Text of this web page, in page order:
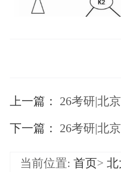
上一篇： 26考研|北
下一篇： 26考研|北
当前位置: 首页> 北